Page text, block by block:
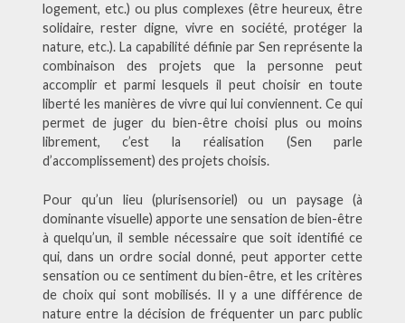
logement, etc.) ou plus complexes (être heureux, être
solidaire, rester digne, vivre en société, protéger la
nature, etc.). La capabilité définie par Sen représente la
combinaison des projets que la personne peut
accomplir et parmi lesquels il peut choisir en toute
liberté les manières de vivre qui lui conviennent. Ce qui
permet de juger du bien-être choisi plus ou moins
librement, c’est la réalisation (Sen parle
d’accomplissement) des projets choisis.
Pour qu’un lieu (plurisensoriel) ou un paysage (à
dominante visuelle) apporte une sensation de bien-être
à quelqu’un, il semble nécessaire que soit identifié ce
qui, dans un ordre social donné, peut apporter cette
sensation ou ce sentiment du bien-être, et les critères
de choix qui sont mobilisés. Il y a une différence de
nature entre la décision de fréquenter un parc public